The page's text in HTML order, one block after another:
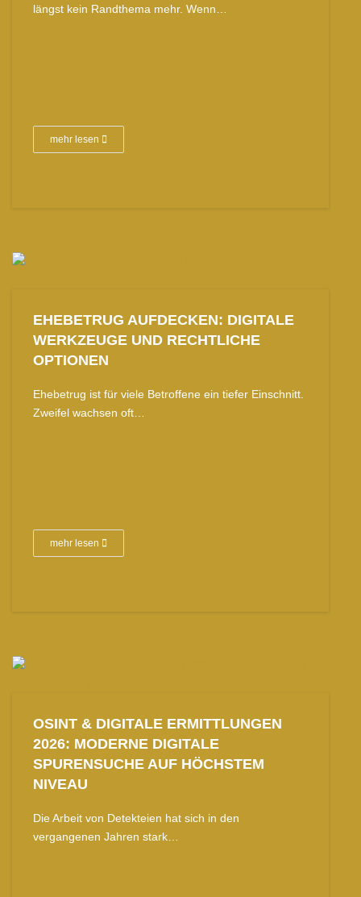
längst kein Randthema mehr. Wenn…
mehr lesen
EHEBETRUG AUFDECKEN: DIGITALE
WERKZEUGE UND RECHTLICHE
OPTIONEN
Ehebetrug ist für viele Betroffene ein tiefer Einschnitt.
Zweifel wachsen oft…
mehr lesen
OSINT & DIGITALE ERMITTLUNGEN
2026: MODERNE DIGITALE
SPURENSUCHE AUF HÖCHSTEM
NIVEAU
Die Arbeit von Detekteien hat sich in den
vergangenen Jahren stark…